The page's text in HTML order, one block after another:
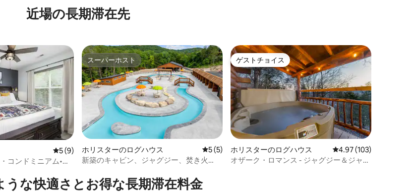
近場の長期滞在先
平均評価
スです。
レビュー9件、5つ星中5つ星の平均評価
5 (9)
コンドミニアム•プ
スーパーホスト
スーパーホスト
ホリスターのログハウス レビュー5件、5つ星中5つ星の平均評価
5 (5)
新築のキャビン、ジャグジー、焚き火
ゲストチョイス
ゲストチョイス
ホリスターのログハウス レビュー103件、5つ
4.97 (103)
オザーク・ロマンス - ジャグジー＆ジャグ
うな快⁠適⁠さ⁠とお⁠得⁠な長⁠期⁠滞⁠在料⁠金